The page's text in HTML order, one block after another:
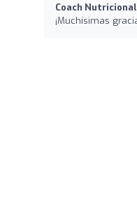
Coach
¡Muchísimas